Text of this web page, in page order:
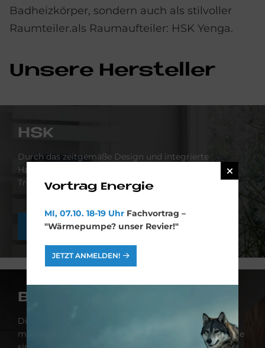
Badheizkörper, sondern auch als stilvoller
Raumteiler.als Raumaufteiler: HSK Yenga.
Un­se­re Her­stel­ler
HSK
Durch das zeitgemäße Design und integrierte
Handtuchhalter entsteht praktischer Raum zum
Trocknen und Vorwärmen von Handtüchern
WEITERE INFOS
BEMM
Die innovativen Heizkörper von BEMM vereinen
moderne Heiztechnik mit ästhetischem Anspruch – sie
Vortrag Energie
MI, 07.10. 18-19 Uhr Fachvortrag –
"Wärmepumpe? unser Revier!"
JETZT ANMELDEN!